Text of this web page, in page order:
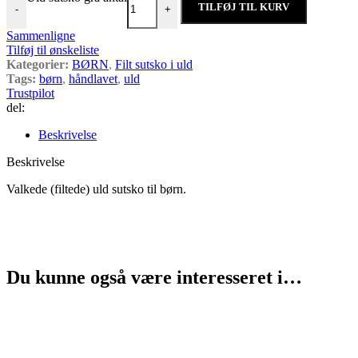
- + TILFØJ TIL KURV
Sammenligne
Tilføj til ønskeliste
Kategorier: BØRN, Filt sutsko i uld
Tags: børn, håndlavet, uld
Trustpilot
del:
Beskrivelse
Beskrivelse
Valkede (filtede) uld sutsko til børn.
Du kunne også være interesseret i…